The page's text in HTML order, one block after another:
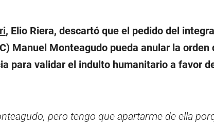
, Elio Riera, descartó que el pedido del
Manuel Monteagudo pueda anular la orden
para validar el indulto humanitario a favor
pero tengo que apartarme de ella